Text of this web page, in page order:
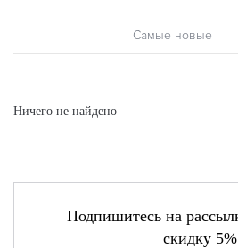
Самые новые
Ничего не найдено
Подпишитесь на
скидку 5%